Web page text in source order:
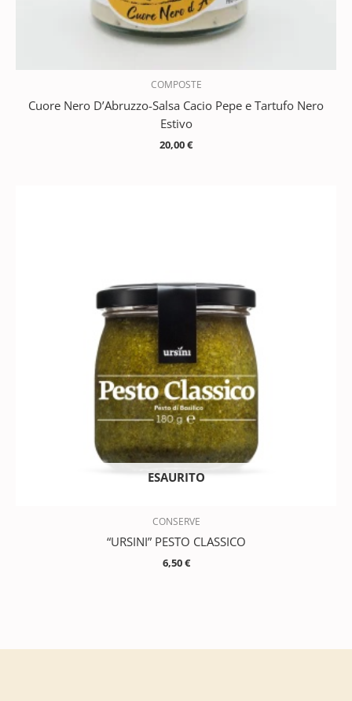
COMPOSTE
Cuore Nero D’Abruzzo-Salsa Cacio Pepe e Tartufo Nero
Estivo
20,00€
ESAURITO
CONSERVE
“URSINI” PESTO CLASSICO
6,50€